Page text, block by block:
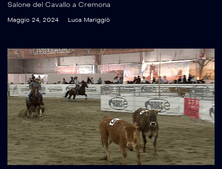
Salone del Cavallo a Cremona
Maggio 24, 2024 Luca Mariggiò